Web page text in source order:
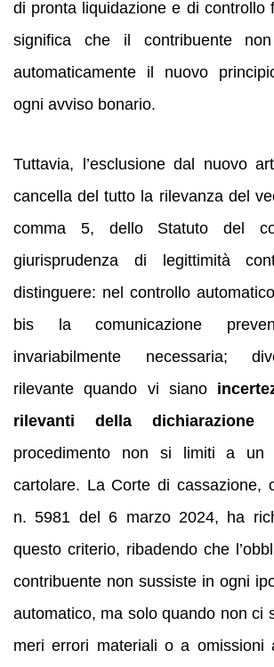
di pronta liquidazione e di controllo
significa che il contribuente
automaticamente il nuovo
ogni avviso bonario.
Tuttavia, l’esclusione dal nuovo
cancella del tutto la rilevanza del
comma 5, dello Statuto del
giurisprudenza di legittimità
distinguere: nel controllo
bis la comunicazione
invariabilmente necessaria;
rilevante quando vi siano
rilevanti della dichiarazione
procedimento non si limiti a un
cartolare. La Corte di cassazione,
n. 5981 del 6 marzo 2024, ha
questo criterio, ribadendo che
contribuente non sussiste in ogni
automatico, ma solo quando non ci
meri errori materiali o a omissioni